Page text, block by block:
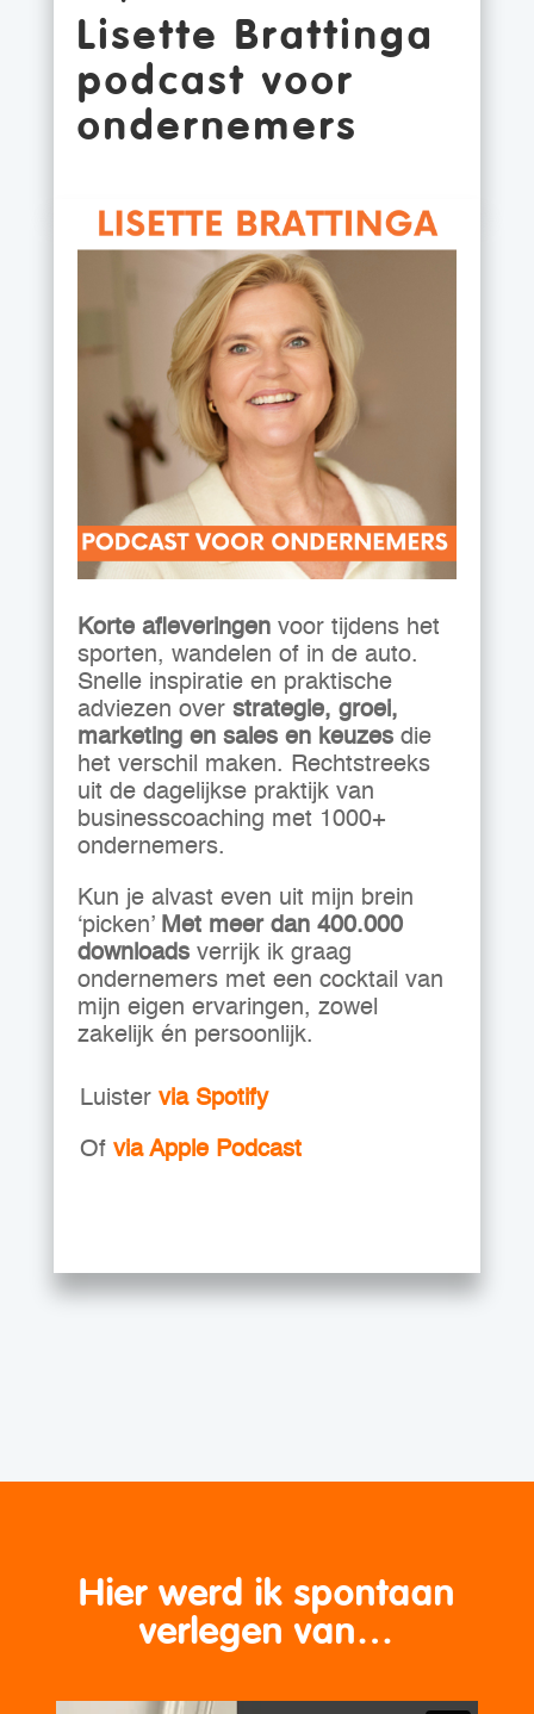
Lisette Brattinga
podcast voor
ondernemers
Korte afleveringenvoor tijdens het
sporten, wandelen of in de auto.
Snelle inspiratie en praktische
adviezen over strategie, groei,
marketing en sales en keuzesdie
het verschil maken. Rechtstreeks
uit de dagelijkse praktijk van
businesscoaching met 1000+
ondernemers.
Kun je alvast even uit mijn brein
‘picken’ Met meer dan 400.000
downloadsverrijk ik graag
ondernemers met een cocktail van
mijn eigen ervaringen, zowel
zakelijk én persoonlijk.
Luister via Spotify
Of via Apple Podcast
Hier werd ik spontaan
verlegen van…